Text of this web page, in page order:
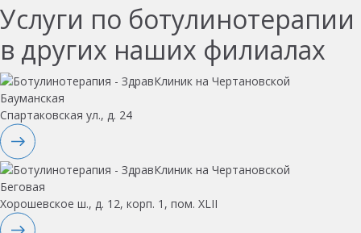
Услуги по ботулинотерапии
в других наших филиалах
Бауманская
Спартаковская ул., д. 24
Беговая
Хорошевское ш., д. 12, корп. 1, пом. XLII